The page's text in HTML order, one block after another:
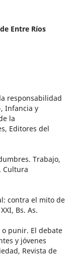
Entre Ríos
responsabilidad
, Infancia y
la
Editores del
Trabajo,
Cultura
contra el mito de
Bs. As.
o punir. El debate
y jóvenes
Revista de